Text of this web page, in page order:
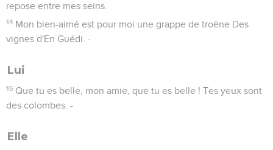
repose entre mes seins.
14 Mon bien-aimé est pour moi une grappe de troëne Des
vignes d'En Guédi. -
Lui
15 Que tu es belle, mon amie, que tu es belle ! Tes yeux sont
des colombes. -
Elle